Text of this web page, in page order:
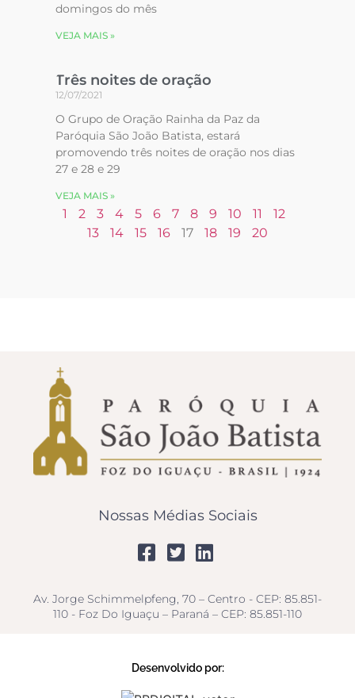
domingos do mês
VEJA MAIS »
Três noites de oração
12/07/2021
O Grupo de Oração Rainha da Paz da
Paróquia São João Batista, estará
promovendo três noites de oração nos dias
27 e 28 e 29
VEJA MAIS »
1 2 3 4 5 6 7 8 9 10 11
12
13
14 15 16 17 18 19 20
Nossas Médias Sociais
Av. Jorge Schimmelpfeng, 70 – Centro - CEP: 85.851-
110 - Foz Do Iguaçu – Paraná – CEP: 85.851-110
Desenvolvido por: